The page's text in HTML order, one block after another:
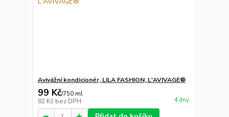
Avivážní kondicionér, LILA FASHION, L'AVIVAGE®
99 Kč/750 ml
82 Kč bez DPH 4 dny